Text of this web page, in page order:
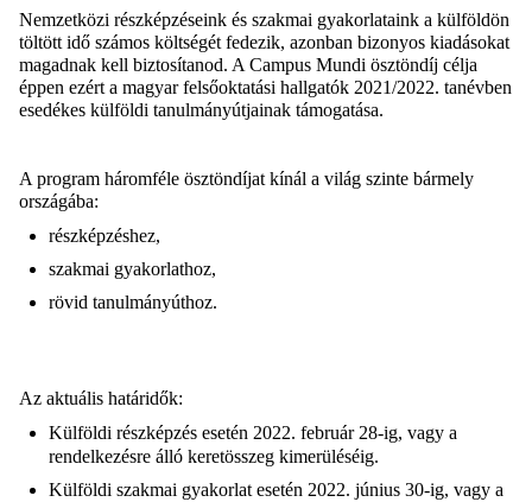
Nemzetközi részképzéseink és szakmai gyakorlataink a külföldön
töltött idő számos költségét fedezik, azonban bizonyos kiadásokat
magadnak kell biztosítanod. A Campus Mundi ösztöndíj célja
éppen ezért a magyar felsőoktatási hallgatók 2021/2022. tanévben
esedékes külföldi tanulmányútjainak támogatása.
A program háromféle ösztöndíjat kínál a világ szinte bármely
országába:
részképzéshez,
szakmai gyakorlathoz,
rövid tanulmányúthoz.
Az aktuális határidők:
Külföldi részképzés esetén 2022. február 28-ig, vagy a
rendelkezésre álló keretösszeg kimerüléséig.
Külföldi szakmai gyakorlat esetén 2022. június 30-ig, vagy a